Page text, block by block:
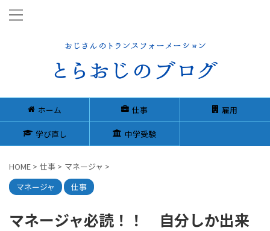
ホーム 仕事 雇用
学び直し 中学受験
HOME > 仕事 > マネージャ >
マネージャ
仕事
マネージャ必読！！ 自分しか出来